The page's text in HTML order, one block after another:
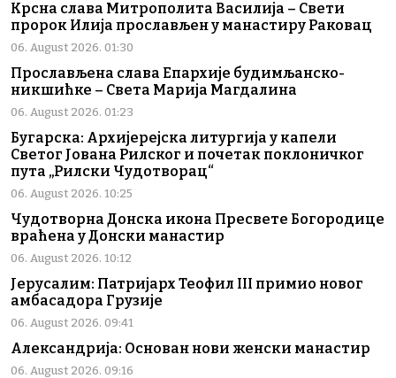
Крсна слава Митрополита Василија – Свети
пророк Илија прослављен у манастиру Раковац
06. August 2026. 01:30
Прослављена слава Епархије будимљанско-
никшићке – Света Марија Магдалина
06. August 2026. 01:23
Бугарска: Архијерејска литургија у капели
Светог Јована Рилског и почетак поклоничког
пута „Рилски Чудотворац“
06. August 2026. 10:25
Чудотворна Донска икона Пресвете Богородице
враћена у Донски манастир
06. August 2026. 10:12
Јерусалим: Патријарх Теофил III примио новог
амбасадора Грузије
06. August 2026. 09:41
Александрија: Основан нови женски манастир
06. August 2026. 09:16